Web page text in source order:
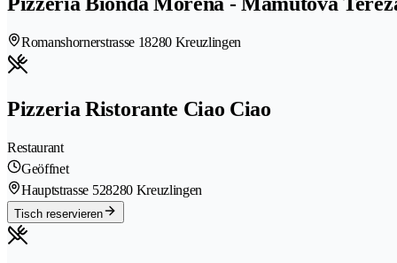
Romanshornerstrasse 18280 Kreuzlingen
Pizzeria Ristorante Ciao Ciao
Restaurant
Geöffnet
Hauptstrasse 528280 Kreuzlingen
Tisch reservieren